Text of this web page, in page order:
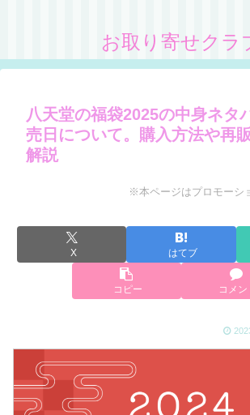
お取り寄せクラ
八天堂の福袋2025の中身ネタ
売日について。購入方法や再
解説
※本ページはプロモーシ
X はてブ
コピー コメン